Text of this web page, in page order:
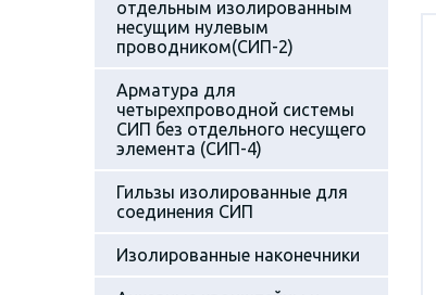
отдельным изолированным
несущим нулевым
проводником(СИП-2)
Арматура для
четырехпроводной системы
СИП без отдельного несущего
элемента (СИП-4)
Гильзы изолированные для
соединения СИП
Изолированные наконечники